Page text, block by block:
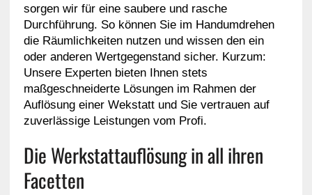
sorgen wir für eine saubere und rasche
Durchführung. So können Sie im Handumdrehen
die Räumlichkeiten nutzen und wissen den ein
oder anderen Wertgegenstand sicher. Kurzum:
Unsere Experten bieten Ihnen stets
maßgeschneiderte Lösungen im Rahmen der
Auflösung einer Wekstatt und Sie vertrauen auf
zuverlässige Leistungen vom Profi.
Die Werkstattauflösung in all ihren
Facetten